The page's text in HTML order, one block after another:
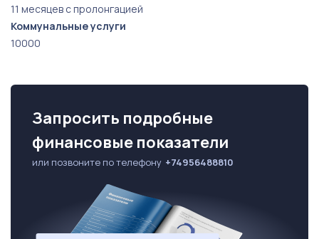
11 месяцев с пролонгацией
Коммунальные услуги
10000
Запросить подробные
финансовые показатели
или позвоните по телефону +74956488810